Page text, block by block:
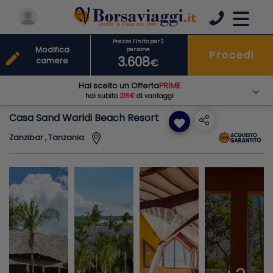
Casa Sand Waridi Beach Resort favorite
Zanzibar , Tanzania
Prezzo Finito per 2
persone
3.608€
Procedi
edit
Modifica
camere
Hai scelto un OffertaPRIME
hai subito 216€di vantaggi